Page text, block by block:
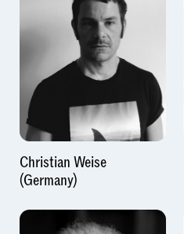
Christian Weise
(Germany)